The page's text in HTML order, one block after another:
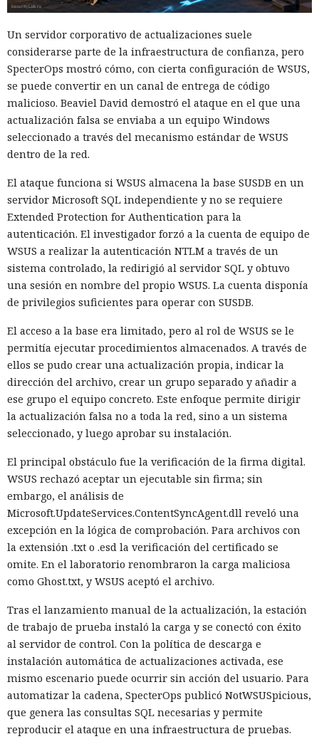
Un servidor corporativo de actualizaciones suele
considerarse parte de la infraestructura de confianza, pero
SpecterOps mostró cómo, con cierta configuración de WSUS,
se puede convertir en un canal de entrega de código
malicioso. Beaviel David demostró el ataque en el que una
actualización falsa se enviaba a un equipo Windows
seleccionado a través del mecanismo estándar de WSUS
dentro de la red.
El ataque funciona si WSUS almacena la base SUSDB en un
servidor Microsoft SQL independiente y no se requiere
Extended Protection for Authentication para la
autenticación. El investigador forzó a la cuenta de equipo de
WSUS a realizar la autenticación NTLM a través de un
sistema controlado, la redirigió al servidor SQL y obtuvo
una sesión en nombre del propio WSUS. La cuenta disponía
de privilegios suficientes para operar con SUSDB.
El acceso a la base era limitado, pero al rol de WSUS se le
permitía ejecutar procedimientos almacenados. A través de
ellos se pudo crear una actualización propia, indicar la
dirección del archivo, crear un grupo separado y añadir a
ese grupo el equipo concreto. Este enfoque permite dirigir
la actualización falsa no a toda la red, sino a un sistema
seleccionado, y luego aprobar su instalación.
El principal obstáculo fue la verificación de la firma digital.
WSUS rechazó aceptar un ejecutable sin firma; sin
embargo, el análisis de
Microsoft.UpdateServices.ContentSyncAgent.dll reveló una
excepción en la lógica de comprobación. Para archivos con
la extensión .txt o .esd la verificación del certificado se
omite. En el laboratorio renombraron la carga maliciosa
como Ghost.txt, y WSUS aceptó el archivo.
Tras el lanzamiento manual de la actualización, la estación
de trabajo de prueba instaló la carga y se conectó con éxito
al servidor de control. Con la política de descarga e
instalación automática de actualizaciones activada, ese
mismo escenario puede ocurrir sin acción del usuario. Para
automatizar la cadena, SpecterOps publicó NotWSUSpicious,
que genera las consultas SQL necesarias y permite
reproducir el ataque en una infraestructura de pruebas.